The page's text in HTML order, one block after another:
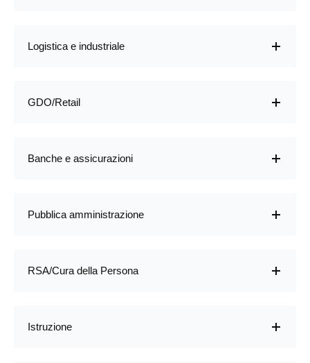
Logistica e industriale
GDO/Retail
Banche e assicurazioni
Pubblica amministrazione
RSA/Cura della Persona
Istruzione